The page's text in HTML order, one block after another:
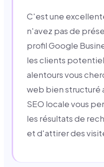
C'est une
n'avez pas de
profil Google
les clients
alentours vous
web bien structuré
SEO locale vous
les résultats de
et d'attirer des